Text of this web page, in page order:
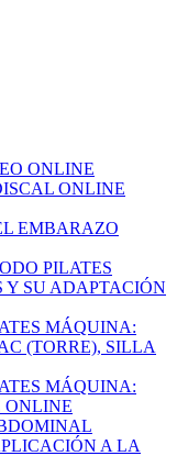
ONLINE
ONLINE
EMBARAZO
PILATES
Y SU ADAPTACIÓN
MÁQUINA:
(TORRE), SILLA
MÁQUINA:
ONLINE
A LA